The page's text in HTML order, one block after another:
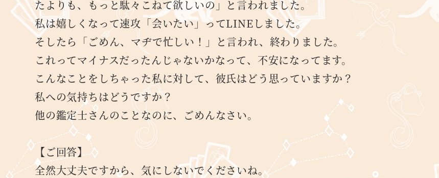
たよりも、もっと駄々こねて欲しいの」と言われました。
私は嬉しくなって速攻「会いたい」ってLINEしました。
そしたら「ごめん、マヂで忙しい！」と言われ、終わりました。
これってマイナスだったんじゃないかなって、不安になってます。
こんなことをしちゃった私に対して、彼氏はどう思っていますか？
私への気持ちはどうですか？
他の鑑定士さんのことなのに、ごめんなさい。
【ご回答】
全然大丈夫ですから、気にしないでくださいね。